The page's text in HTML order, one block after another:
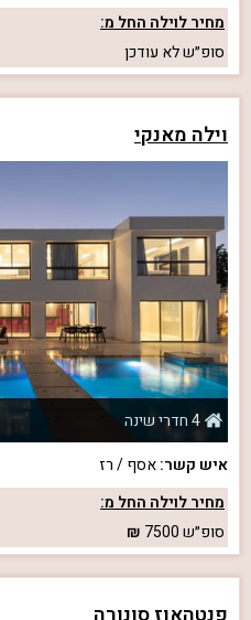
מחיר לוילה החל מ:
סופ״שלא עודכן
וילה מאנקי
4 חדרי שינה
איש קשר:אסף / רז
מחיר לוילה החל מ:
סופ״ש7500